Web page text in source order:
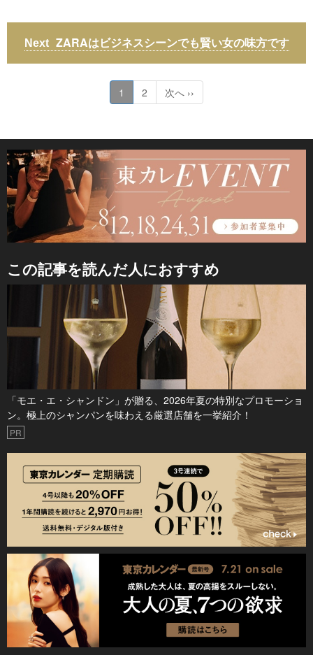
ZARAはビジネスシーンでも賢い女の味方です
1 2 次へ ››
この記事を読んだ人におすすめ
「モエ・エ・シャンドン」が贈る、2026年夏の特別なプロモーショ
ン。極上のシャンパンを味わえる厳選店舗を一挙紹介！
PR